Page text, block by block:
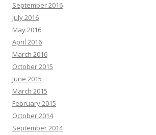
September 2016
July 2016
May 2016
April 2016
March 2016
October 2015
June 2015
March 2015
February 2015
October 2014
September 2014